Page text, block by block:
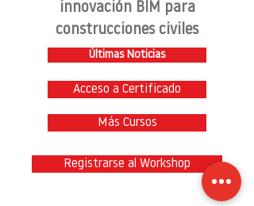
innovación BIM para
construcciones civiles
Últimas Noticias
Acceso a Certificado
Más Cursos
Registrarse al Workshop